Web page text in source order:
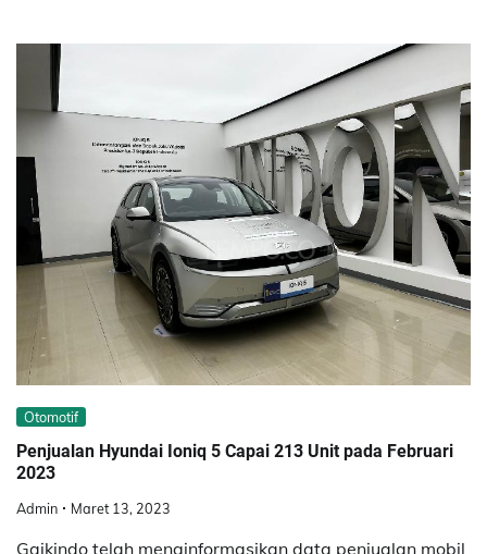
Otomotif
Penjualan Hyundai Ioniq 5 Capai 213 Unit pada Februari
2023
Admin Maret 13, 2023
Gaikindo telah menginformasikan data penjualan mobil